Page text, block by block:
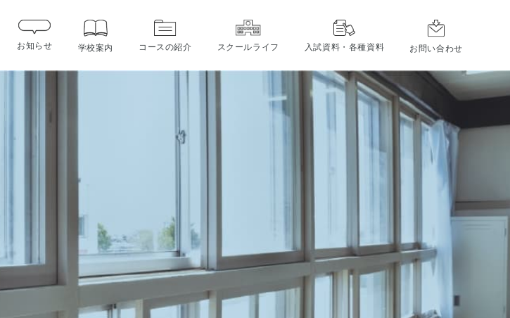
お知らせ 学校案内 コースの紹介 スクールライフ 入試資料・各種資料 お問い合わせ